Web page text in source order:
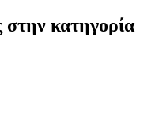
στην κατηγορία